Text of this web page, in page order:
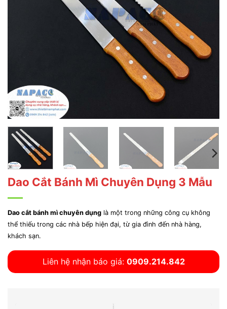
Dao Cắt Bánh Mì Chuyên Dụng 3 Mẫu
Dao cắt bánh mì chuyên dụng là một trong những công cụ không
thể thiếu trong các nhà bếp hiện đại, từ gia đình đến nhà hàng,
khách sạn.
Liên hệ nhận báo giá: 0909.214.842